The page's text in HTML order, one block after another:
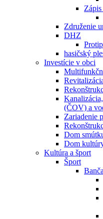
Združenie
DHZ
hasičský
Investície v obci
(ČOV) a
Zariadenie
Dom
Dom
Kultúra a šport
Šport